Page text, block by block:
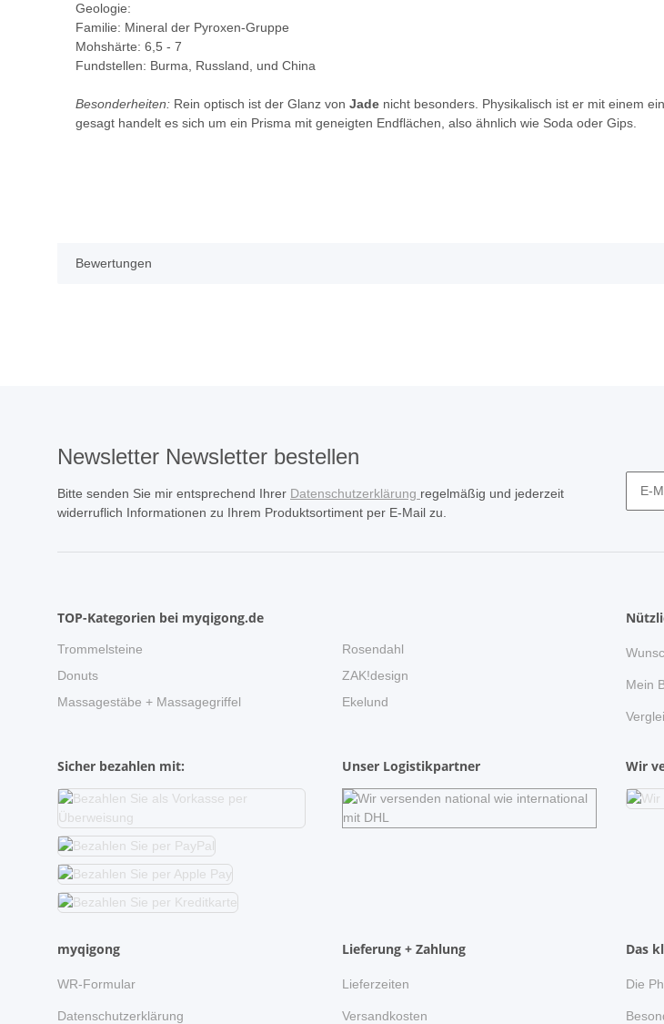
Geologie:
Familie: Mineral der Pyroxen-Gruppe
Mohshärte: 6,5 - 7
Fundstellen: Burma, Russland, und China
Besonderheiten: Rein optisch ist der Glanz von Jade nicht besonders. Physikalisch ist er mit einem
gesagt handelt es sich um ein Prisma mit geneigten Endflächen, also ähnlich wie Soda oder Gips.
Bewertungen
Newsletter Newsletter bestellen
Bitte senden Sie mir entsprechend Ihrer Datenschutzerklärung regelmäßig und jederzeit
widerruflich Informationen zu Ihrem Produktsortiment per E-Mail zu.
TOP-Kategorien bei myqigong.de
Trommelsteine
Donuts
Massagestäbe + Massagegriffel
Rosendahl
ZAK!design
Ekelund
Mein
Sicher bezahlen mit: Unser Logistikpartner Wir
myqigong
WR-Formular
Datenschutzerklärung
Lieferung + Zahlung
Lieferzeiten
Versandkosten
Das
Die